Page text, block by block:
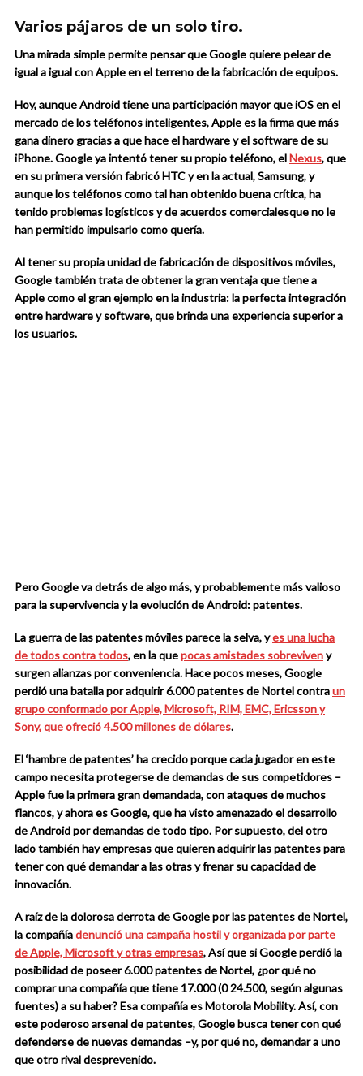
Varios pájaros de un solo tiro.
Una mirada simple permite pensar que Google quiere pelear de
igual a igual con Apple en el terreno de la fabricación de equipos.
Hoy, aunque Android tiene una participación mayor que iOS en el
mercado de los teléfonos inteligentes, Apple es la firma que más
gana dinero gracias a que hace el hardware y el software de su
iPhone. Google ya intentó tener su propio teléfono, elNexus, que
en su primera versión fabricó HTC y en la actual, Samsung, y
aunque los teléfonos como tal han obtenido buena crítica, ha
tenido problemas logísticos y de acuerdos comercialesque no le
han permitido impulsarlo como quería.
Al tener su propia unidad de fabricación de dispositivos móviles,
Google también trata de obtener la gran ventaja que tiene a
Apple como el gran ejemplo en la industria: la perfecta integración
entre hardware y software, que brinda una experiencia superior a
los usuarios.
Pero Google va detrás de algo más, y probablemente más valioso
para la supervivencia y la evolución de Android: patentes.
La guerra de las patentes móviles parece la selva, yes una lucha
de todos contra todos, en la quepocas amistades sobreviveny
surgen alianzas por conveniencia.Hace pocos meses, Google
perdió una batalla por adquirir 6.000 patentes de Nortel contraun
grupo conformado por Apple, Microsoft, RIM, EMC, Ericsson y
Sony, que ofreció 4.500 millones de dólares.
El ‘hambre de patentes’ ha crecido porque cada jugador en este
campo necesita protegerse de demandas de sus competidores –
Apple fue la primera gran demandada, con ataques de muchos
flancos, y ahora es Google, que ha visto amenazado el desarrollo
de Android por demandas de todo tipo. Por supuesto, del otro
lado también hay empresas que quieren adquirir las patentes para
tener con qué demandar a las otras y frenar su capacidad de
innovación.
A raíz de la dolorosa derrota de Google por las patentes de Nortel,
la compañíadenunció una campaña hostil y organizada por parte
de Apple, Microsoft y otras empresas, Así que si Google perdió la
posibilidad de poseer 6.000 patentes de Nortel, ¿por qué no
comprar una compañía que tiene 17.000 (0 24.500, según algunas
fuentes) a su haber?Esa compañía es Motorola Mobility. Así, con
este poderoso arsenal de patentes, Google busca tener con qué
defenderse de nuevas demandas –y, por qué no, demandar a uno
que otro rival desprevenido.